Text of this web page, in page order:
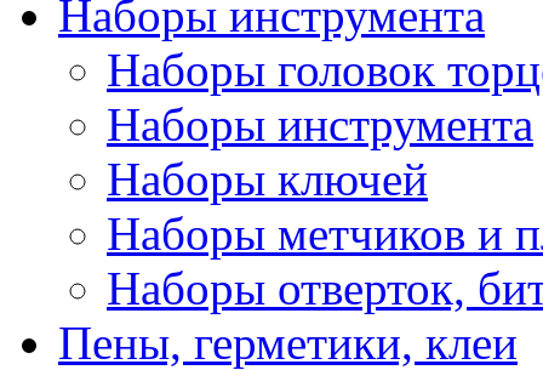
Наборы инструмента
Наборы головок
Наборы инструмента
Наборы ключей
Наборы метчиков и
Наборы отверток,
Пены, герметики, клеи